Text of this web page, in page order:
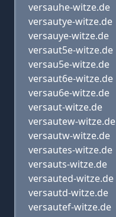
versauhe-witze.de
versautye-witze.de
versauye-witze.de
versaut5e-witze.de
versau5e-witze.de
versaut6e-witze.de
versau6e-witze.de
versaut-witze.de
versautew-witze.de
versautw-witze.de
versautes-witze.de
versauts-witze.de
versauted-witze.de
versautd-witze.de
versautef-witze.de